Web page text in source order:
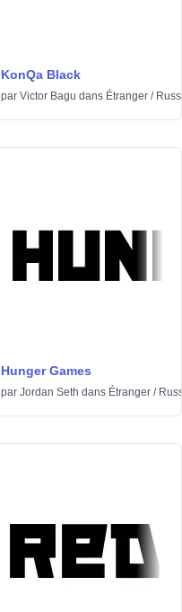
KonQa Black
par Victor Bagu dans Étranger /
Hunger Games
par Jordan Seth dans Étranger /